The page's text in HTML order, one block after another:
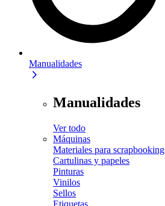
Manualidades
Manualidades
Ver todo
Máquinas
Materiales para scrapbooking
Cartulinas y papeles
Pinturas
Vinilos
Sellos
Etiquetas